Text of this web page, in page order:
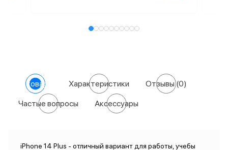
О товаре Характеристики Отзывы(0)
Частые вопросы Аксессуары
iPhone 14 Plus - отличный вариант для работы, учебы